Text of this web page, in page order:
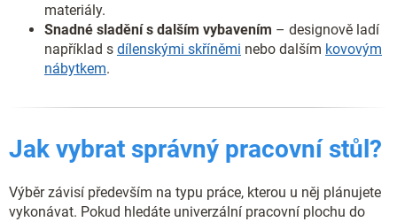
materiály.
Snadné sladění s dalším vybavením – designově ladí
například s dílenskými skříněmi nebo dalším kovovým
nábytkem.
Jak vybrat správný pracovní stůl?
Výběr závisí především na typu práce, kterou u něj plánujete
vykonávat. Pokud hledáte univerzální pracovní plochu do